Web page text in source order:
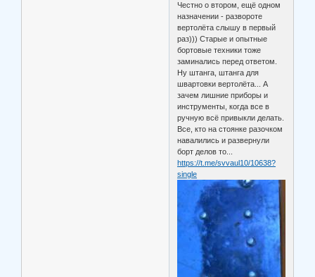
Честно о втором, ещё одном
назначении - развороте
вертолёта слышу в первый
раз))) Старые и опытные
бортовые техники тоже
заминались перед ответом.
Ну штанга, штанга для
швартовки вертолёта... А
зачем лишние приборы и
инструменты, когда все в
ручную всë привыкли делать.
Все, кто на стоянке разочком
навалились и развернули
борт делов то...
https://t.me/svvaul10/10638?
single